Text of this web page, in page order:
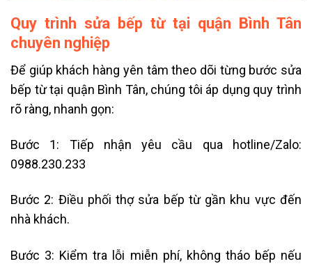
Quy trình sửa bếp từ tại quận Bình Tân
chuyên nghiệp
Để giúp khách hàng yên tâm theo dõi từng bước sửa
bếp từ tại quận Bình Tân, chúng tôi áp dụng quy trình
rõ ràng, nhanh gọn:
Bước 1: Tiếp nhận yêu cầu qua hotline/Zalo:
0988.230.233
Bước 2: Điều phối thợ sửa bếp từ gần khu vực đến
nhà khách.
Bước 3: Kiểm tra lỗi miễn phí, không tháo bếp nếu